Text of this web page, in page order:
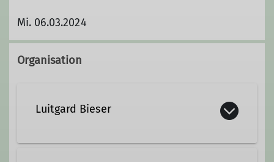
Mi. 06.03.2024
Organisation
Luitgard Bieser